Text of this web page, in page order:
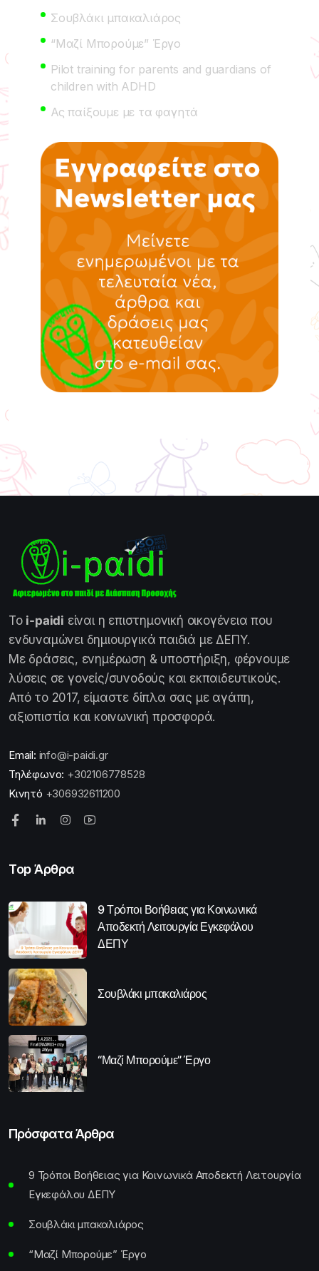
Σουβλάκι μπακαλιάρος
“Μαζί Μπορούμε” Έργο
Pilot training for parents and guardians of
children with ADHD
Ας παίξουμε με τα φαγητά
Το i-paidi είναι η επιστημονική οικογένεια που
ενδυναμώνει δημιουργικά παιδιά με ΔΕΠΥ.
Με δράσεις, ενημέρωση & υποστήριξη, φέρνουμε
λύσεις σε γονείς/συνοδούς και εκπαιδευτικούς.
Από το 2017, είμαστε δίπλα σας με αγάπη,
αξιοπιστία και κοινωνική προσφορά.
Email: info@i-paidi.gr
Τηλέφωνο: +302106778528
Κινητό +306932611200
Top Άρθρα
9 Τρόποι Βοήθειας για Κοινωνικά
Αποδεκτή Λειτουργία Εγκεφάλου
ΔΕΠΥ
Σουβλάκι μπακαλιάρος
“Μαζί Μπορούμε” Έργο
Πρόσφατα Άρθρα
9 Τρόποι Βοήθειας για Κοινωνικά Αποδεκτή Λειτουργία
Εγκεφάλου ΔΕΠΥ
Σουβλάκι μπακαλιάρος
“Μαζί Μπορούμε” Έργο